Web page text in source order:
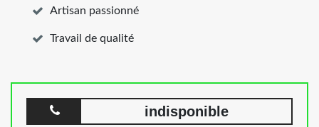
Artisan passionné
Travail de qualité
indisponible